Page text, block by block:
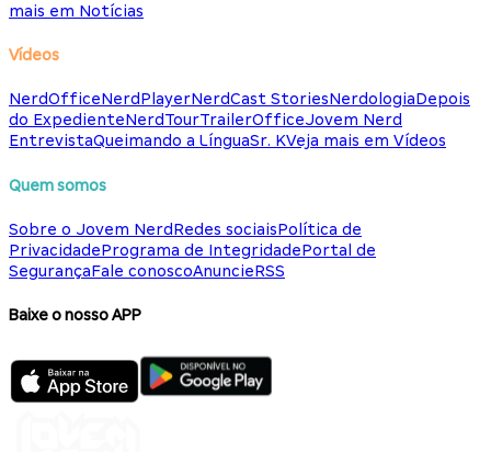
mais em Notícias
Vídeos
NerdOfficeNerdPlayerNerdCast StoriesNerdologiaDepois
do ExpedienteNerdTourTrailerOfficeJovem Nerd
EntrevistaQueimando a LínguaSr. KVeja mais em Vídeos
Quem somos
Sobre o Jovem NerdRedes sociaisPolítica de
PrivacidadePrograma de IntegridadePortal de
SegurançaFale conoscoAnuncieRSS
Baixe o nosso APP